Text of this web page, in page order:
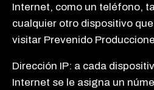
Internet, como un teléfono,
cualquier otro dispositivo
visitar Prevenido
Dirección IP: a cada
Internet se le asigna un